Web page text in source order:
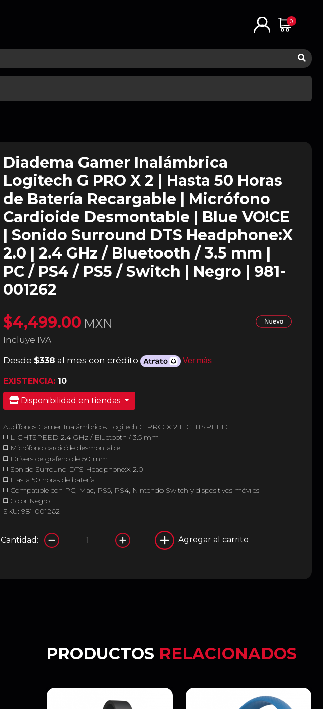
0
Diadema Gamer Inalámbrica
Logitech G PRO X 2 | Hasta 50 Horas
de Batería Recargable | Micrófono
Cardioide Desmontable | Blue VO!CE
| Sonido Surround DTS Headphone:X
2.0 | 2.4 GHz / Bluetooth / 3.5 mm |
PC / PS4 / PS5 / Switch | Negro | 981-
001262
$4,499.00 MXN
Incluye IVA
Desde $338 al mes con crédito Ver más
EXISTENCIA: 10
Disponibilidad en tiendas
Audífonos Gamer Inalámbricos Logitech G PRO X 2 LIGHTSPEED
◻️ LIGHTSPEED 2.4 GHz / Bluetooth / 3.5 mm
◻️ Micrófono cardioide desmontable
◻️ Drivers de grafeno de 50 mm
◻️ Sonido Surround DTS Headphone:X 2.0
◻️ Hasta 50 horas de batería
◻️ Compatible con PC, Mac, PS5, PS4, Nintendo Switch y dispositivos móviles
◻️ Color Negro
SKU: 981-001262
Cantidad: Agregar al carrito
PRODUCTOS RELACIONADOS